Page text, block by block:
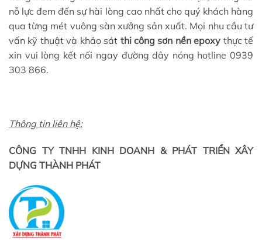
nỗ lực đem đến sự hài lòng cao nhất cho quý khách hàng
qua từng mét vuông sàn xưởng sản xuất. Mọi nhu cầu tư
vấn kỹ thuật và khảo sát thi công sơn nền epoxy thực tế
xin vui lòng kết nối ngay đường dây nóng hotline 0939
303 866.
Thông tin liên hệ:
CÔNG TY TNHH KINH DOANH & PHÁT TRIỂN XÂY
DỰNG THÀNH PHÁT